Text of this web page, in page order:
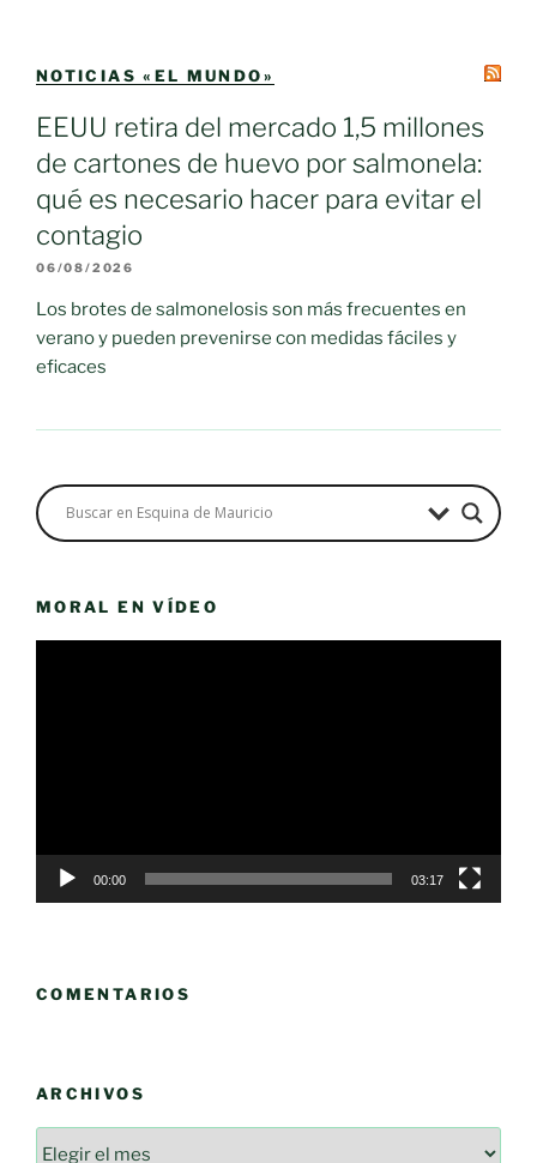
NOTICIAS «EL MUNDO»
EEUU retira del mercado 1,5 millones
de cartones de huevo por salmonela:
qué es necesario hacer para evitar el
contagio
06/08/2026
Los brotes de salmonelosis son más frecuentes en
verano y pueden prevenirse con medidas fáciles y
eficaces
MORAL EN VÍDEO
00:00 03:17
COMENTARIOS
ARCHIVOS